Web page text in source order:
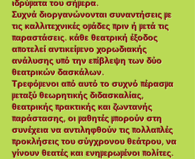
ιδρύματα του σήμερα.
Συχνά διοργανώνονται συναντήσεις με
τις καλλιτεχνικές ομάδες πριν ή μετά τις
παραστάσεις. κάθε θεατρική έξοδος
αποτελεί αντικείμενο χορωδιακής
ανάλυσης υπό την επίβλεψη των δύο
θεατρικών δασκάλων.
Τρεφόμενοι από αυτό το συχνό πέρασμα
μεταξύ θεωρητικής διδασκαλίας,
θεατρικής πρακτικής και ζωντανής
παράστασης, οι μαθητές μπορούν στη
συνέχεια να αντιληφθούν τις πολλαπλές
προκλήσεις του σύγχρονου θεάτρου, να
γίνουν θεατές και ενημερωμένοι πολίτες.